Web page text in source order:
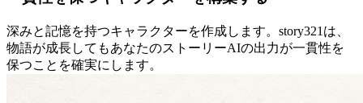
深みと記憶を持つキャラクターを作成します。story321は、
物語が成長してもあなたのストーリーAIの出力が一貫性を
保つことを確実にします。